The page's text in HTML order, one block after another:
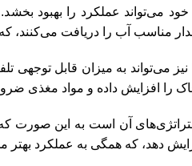
خود می‌تواند عملکرد را بهبود
مناسب آب را دریافت
نیز می‌تواند به میزان قابل
را افزایش داده و مواد مغذی
آن است به این صورت
دهد، که همگی به عملکرد